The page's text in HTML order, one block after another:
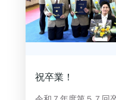
祝卒業！